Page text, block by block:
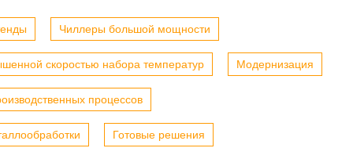
Чиллеры большой мощности
скоростью набора температур Модернизация
процессов
Готовые решения